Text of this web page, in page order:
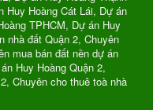
Huy Hoàng Cát Lái, Dự án
TPHCM, Dự án Huy
nhà đất Quận 2, Chuyên
mua bán đất nền dự án
Huy Hoàng Quận 2,
Chuyên cho thuê toà nhà